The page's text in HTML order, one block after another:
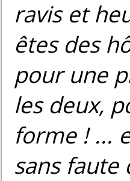
ravis et
êtes des
pour une
les deux,
forme ! ...
sans faute